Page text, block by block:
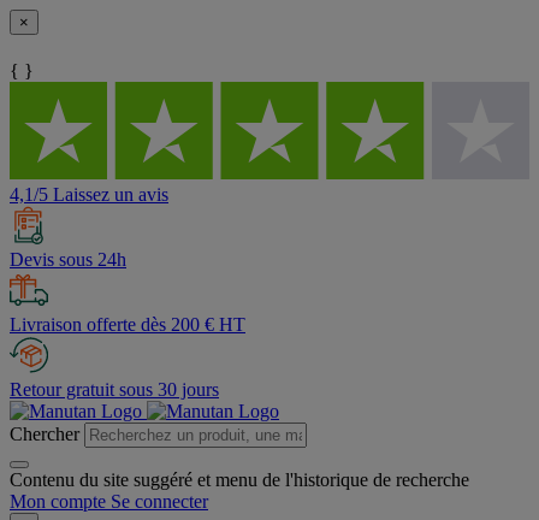
×
{ }
4,1/5 Laissez un avis
Devis sous 24h
Livraison offerte dès 200 € HT
Retour gratuit sous 30 jours
Chercher
Contenu du site suggéré et menu de l'historique de recherche
Mon compte Se connecter